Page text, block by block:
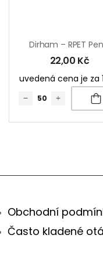
22,00 Kč
uvedená cena je za
Obchodní
Často kladené